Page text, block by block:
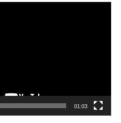
01:03